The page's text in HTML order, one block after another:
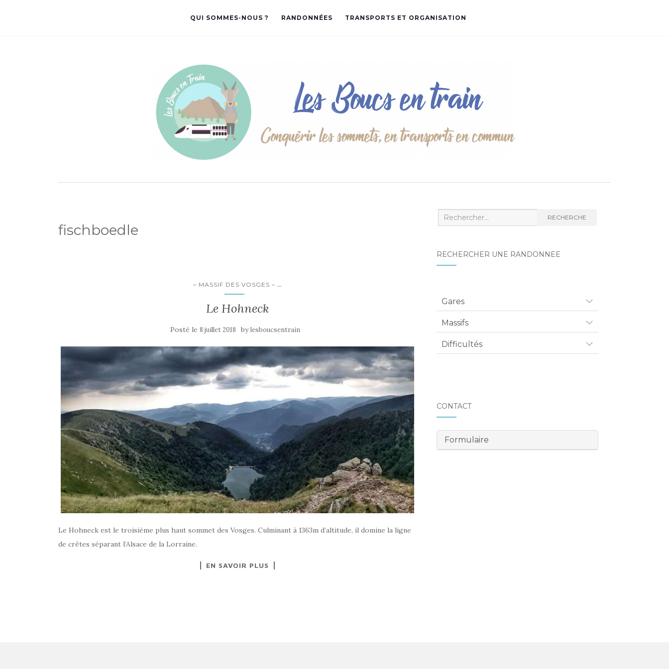
QUI SOMMES-NOUS ? RANDONNÉES TRANSPORTS ET ORGANISATION
fischboedle
– MASSIF DES VOSGES – ...
Le Hohneck
Posté le 8 juillet 2018 bylesboucsentrain
Le Hohneck est le troisième plus haut sommet des Vosges. Culminant à 1363m d’altitude, il domine la ligne
de crêtes séparant l’Alsace de la Lorraine.
EN SAVOIR PLUS
Recherche
RECHERCHE
RECHERCHER UNE RANDONNÉE
Gares
Massifs
Difficultés
CONTACT
Formulaire